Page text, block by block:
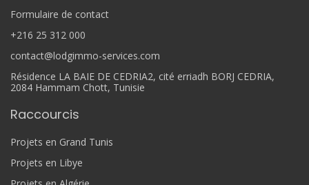
Formulaire de contact
+216 25 312 000
contact@lodgimmo-services.com
Résidence LA BAIE DE CEDRIA2, cité erriadh BORJ CEDRIA,
2084 Hammam Chott, Tunisie
Raccourcis
Projets en Grand Tunis
Projets en Libye